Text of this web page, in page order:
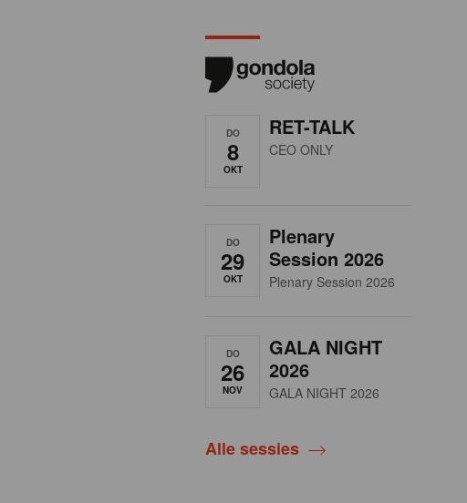
DO
8
OKT
RET-TALK
CEO ONLY
DO
29
OKT
Plenary
Session 2026
Plenary Session 2026
DO
26
NOV
GALA NIGHT
2026
GALA NIGHT 2026
Alle sessies